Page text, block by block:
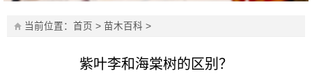
当前位置： 首页 > 苗木百科 >
紫叶李和海棠树的区别？